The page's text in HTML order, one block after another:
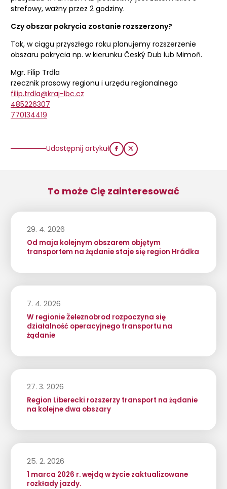
strefowy, ważny przez 2 godziny.
Czy obszar pokrycia zostanie rozszerzony?
Tak, w ciągu przyszłego roku planujemy rozszerzenie
obszaru pokrycia np. w kierunku Český Dub lub Mimoň.
Mgr. Filip Trdla
rzecznik prasowy regionu i urzędu regionalnego
filip.trdla@kraj-lbc.cz
485226307
770134419
Udostępnij artykuł
To może Cię zainteresować
29. 4. 2026
Od maja kolejnym obszarem objętym
transportem na żądanie staje się region Hrádka
7. 4. 2026
W regionie Železnobrod rozpoczyna się
działalność operacyjnego transportu na
żądanie
27. 3. 2026
Region Liberecki rozszerzy transport na żądanie
na kolejne dwa obszary
25. 2. 2026
1 marca 2026 r. wejdą w życie zaktualizowane
rozkłady jazdy.